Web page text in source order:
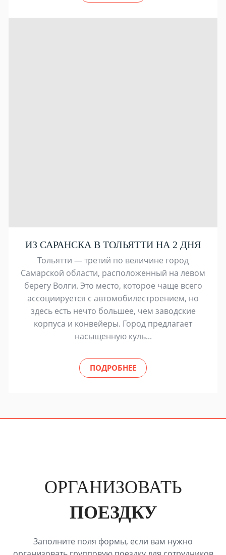
ИЗ САРАНСКА В ТОЛЬЯТТИ НА 2 ДНЯ
Тольятти — третий по величине город
Самарской области, расположенный на левом
берегу Волги. Это место, которое чаще всего
ассоциируется с автомобилестроением, но
здесь есть нечто большее, чем заводские
корпуса и конвейеры. Город предлагает
насыщенную куль...
ПОДРОБНЕЕ
ОРГАНИЗОВАТЬ
ПОЕЗДКУ
Заполните поля формы, если вам нужно